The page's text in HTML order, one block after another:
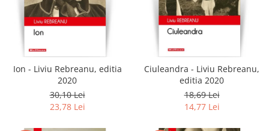
Ion - Liviu Rebreanu, editia
2020
30,10 Lei
23,78 Lei
Ciuleandra - Liviu Rebreanu,
editia 2020
18,69 Lei
14,77 Lei